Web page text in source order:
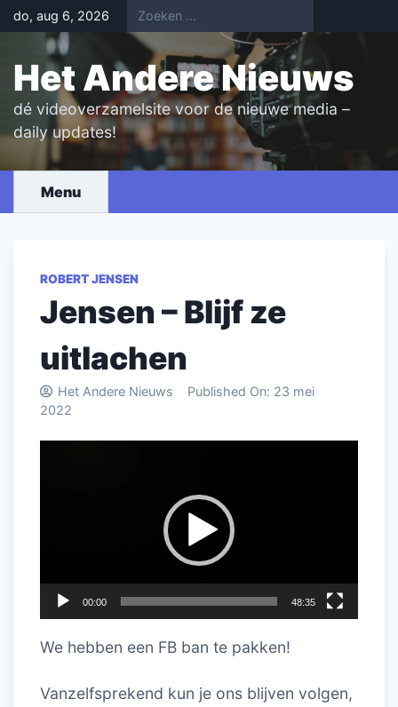
Skip
to
content
do, aug 6, 2026
Het Andere Nieuws
dé videoverzamelsite voor de nieuwe media –
daily updates!
Menu
ROBERT JENSEN
Jensen – Blijf ze
uitlachen
Het Andere Nieuws Published On: 23 mei
2022
00:00 48:35
We hebben een FB ban te pakken!
Vanzelfsprekend kun je ons blijven volgen,